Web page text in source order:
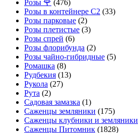
Розы 🌹 (476)
Розы в контейнере С2 (33)
Розы парковые (2)
Розы плетистые (3)
Розы спрей (6)
Розы флорибунда (2)
Розы чайно-гибридные (5)
Ромашка (8)
Рудбекия (13)
Рукола (27)
Рута (2)
Садовая замазка (1)
Саженцы земляники (175)
Саженцы клубники и земляники
Саженцы Питомник (1828)